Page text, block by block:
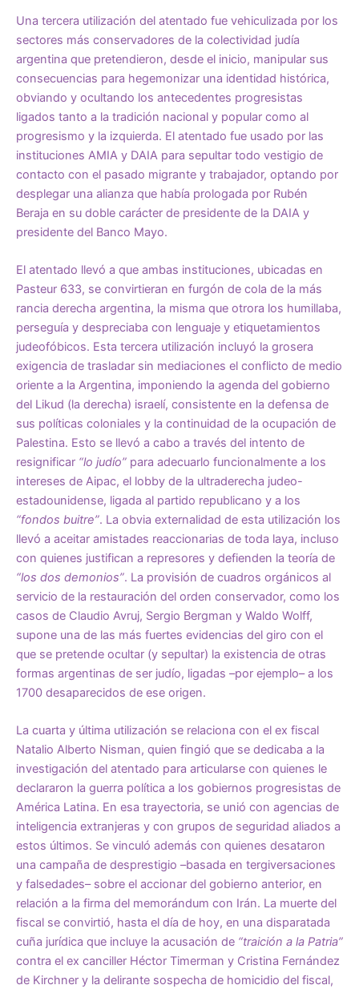
Una tercera utilización del atentado fue vehiculizada por los
sectores más conservadores de la colectividad judía
argentina que pretendieron, desde el inicio, manipular sus
consecuencias para hegemonizar una identidad histórica,
obviando y ocultando los antecedentes progresistas
ligados tanto a la tradición nacional y popular como al
progresismo y la izquierda. El atentado fue usado por las
instituciones AMIA y DAIA para sepultar todo vestigio de
contacto con el pasado migrante y trabajador, optando por
desplegar una alianza que había prologada por Rubén
Beraja en su doble carácter de presidente de la DAIA y
presidente del Banco Mayo.
El atentado llevó a que ambas instituciones, ubicadas en
Pasteur 633, se convirtieran en furgón de cola de la más
rancia derecha argentina, la misma que otrora los humillaba,
perseguía y despreciaba con lenguaje y etiquetamientos
judeofóbicos. Esta tercera utilización incluyó la grosera
exigencia de trasladar sin mediaciones el conflicto de medio
oriente a la Argentina, imponiendo la agenda del gobierno
del Likud (la derecha) israelí, consistente en la defensa de
sus políticas coloniales y la continuidad de la ocupación de
Palestina. Esto se llevó a cabo a través del intento de
resignificar “lo judío” para adecuarlo funcionalmente a los
intereses de Aipac, el lobby de la ultraderecha judeo-
estadounidense, ligada al partido republicano y a los
“fondos buitre”. La obvia externalidad de esta utilización los
llevó a aceitar amistades reaccionarias de toda laya, incluso
con quienes justifican a represores y defienden la teoría de
“los dos demonios”. La provisión de cuadros orgánicos al
servicio de la restauración del orden conservador, como los
casos de Claudio Avruj, Sergio Bergman y Waldo Wolff,
supone una de las más fuertes evidencias del giro con el
que se pretende ocultar (y sepultar) la existencia de otras
formas argentinas de ser judío, ligadas –por ejemplo– a los
1700 desaparecidos de ese origen.
La cuarta y última utilización se relaciona con el ex fiscal
Natalio Alberto Nisman, quien fingió que se dedicaba a la
investigación del atentado para articularse con quienes le
declararon la guerra política a los gobiernos progresistas de
América Latina. En esa trayectoria, se unió con agencias de
inteligencia extranjeras y con grupos de seguridad aliados a
estos últimos. Se vinculó además con quienes desataron
una campaña de desprestigio –basada en tergiversaciones
y falsedades– sobre el accionar del gobierno anterior, en
relación a la firma del memorándum con Irán. La muerte del
fiscal se convirtió, hasta el día de hoy, en una disparatada
cuña jurídica que incluye la acusación de “traición a la Patria”
contra el ex canciller Héctor Timerman y Cristina Fernández
de Kirchner y la delirante sospecha de homicidio del fiscal,